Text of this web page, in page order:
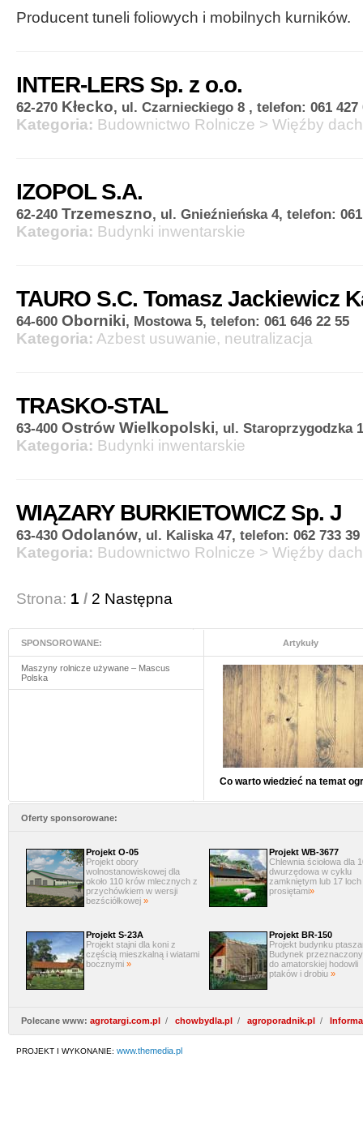
Producent tuneli foliowych i mobilnych kurników.
INTER-LERS Sp. z o.o.
62-270 Kłecko, ul. Czarnieckiego 8 , telefon: 061 427
Kategoria: Budownictwo Rolnicze > Więźby
IZOPOL S.A.
62-240 Trzemeszno, ul. Gnieźnieńska 4, telefon: 061
Kategoria: Budynki inwentarskie
TAURO S.C. Tomasz Jackiewicz
64-600 Oborniki, Mostowa 5, telefon: 061 646 22 55
Kategoria: Azbest usuwanie, neutralizacja
TRASKO-STAL
63-400 Ostrów Wielkopolski, ul. Staroprzygodzka
Kategoria: Budynki inwentarskie
WIĄZARY BURKIETOWICZ Sp. J
63-430 Odolanów, ul. Kaliska 47, telefon: 062 733 39
Kategoria: Budownictwo Rolnicze > Więźby
Strona: 1 / 2 Następna
SPONSOROWANE:
Maszyny rolnicze używane – Mascus
Polska
Artykuły
Co warto wiedzieć na temat
Oferty sponsorowane:
Projekt O-05
Projekt obory
wolnostanowiskowej dla
około 110 krów mlecznych z
przychówkiem w wersji
bezściółkowej »
Projekt WB-3677
Chlewnia ściołowa dla
dwurzędowa w cyklu
zamkniętym lub 17
prosiętami»
Projekt S-23A
Projekt stajni dla koni z
częścią mieszkalną i wiatami
bocznymi »
Projekt BR-150
Projekt budynku
Budynek
do amatorskiej hodowli
ptaków i drobiu »
Polecane www: agrotargi.com.pl / chowbydla.pl / agroporadnik.pl /
PROJEKT I WYKONANIE: www.themedia.pl